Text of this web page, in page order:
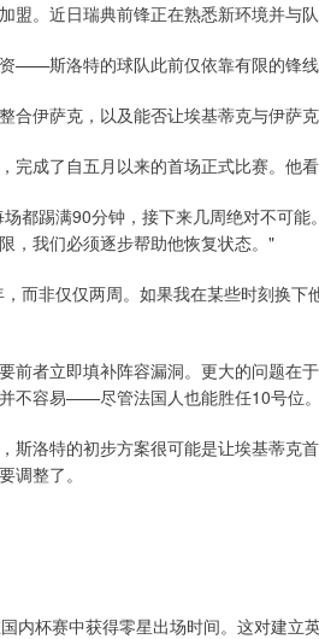
。近日瑞典前锋正在熟悉新环境并与队
——斯洛特的球队此前仅依靠有限的锋线
伊萨克，以及能否让埃基蒂克与伊萨克
成了自五月以来的首场正式比赛。他
都踢满90分钟，接下来几周绝对不可
，我们必须逐步帮助他恢复状态。"
而非仅仅两周。如果我在某些时刻换
前者立即填补阵容漏洞。更大的问题在
不容易——尽管法国人也能胜任10号位。
斯洛特的初步方案很可能是让埃基蒂克
调整了。
内杯赛中获得零星出场时间。这对建立